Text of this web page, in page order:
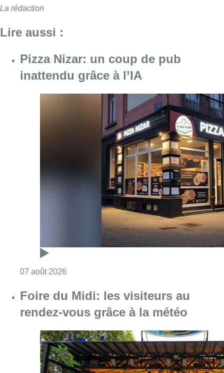
La rédaction
Lire aussi :
Pizza Nizar: un coup de pub
inattendu grâce à l’IA
07 août 2026
Foire du Midi: les visiteurs au
rendez-vous grâce à la météo